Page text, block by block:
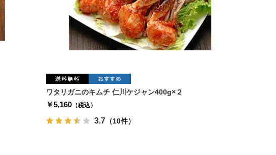
ワタリガニのキムチ 仁川ケジャン400g×２
￥5,160 （税込）
3.7 （10件）